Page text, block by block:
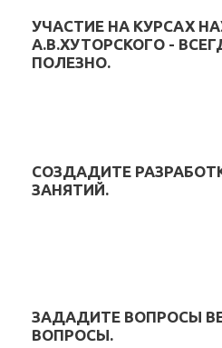
УЧАСТИЕ НА КУРСАХ
А.В.ХУТОРСКОГО -
ПОЛЕЗНО.
СОЗДАДИТЕ
ЗАНЯТИЙ.
ЗАДАДИТЕ ВОПРОСЫ
ВОПРОСЫ.